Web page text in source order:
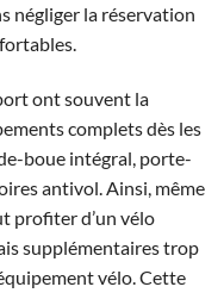
négliger la réservation
ont souvent la
complets dès les
boue intégral, porte-
antivol. Ainsi, même
profiter d’un vélo
supplémentaires trop
vélo. Cette